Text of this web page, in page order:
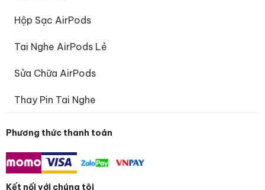
Hộp Sạc AirPods
Tai Nghe AirPods Lẻ
Sửa Chữa AirPods
Thay Pin Tai Nghe
Phương thức thanh toán
Kết nối với chúng tôi